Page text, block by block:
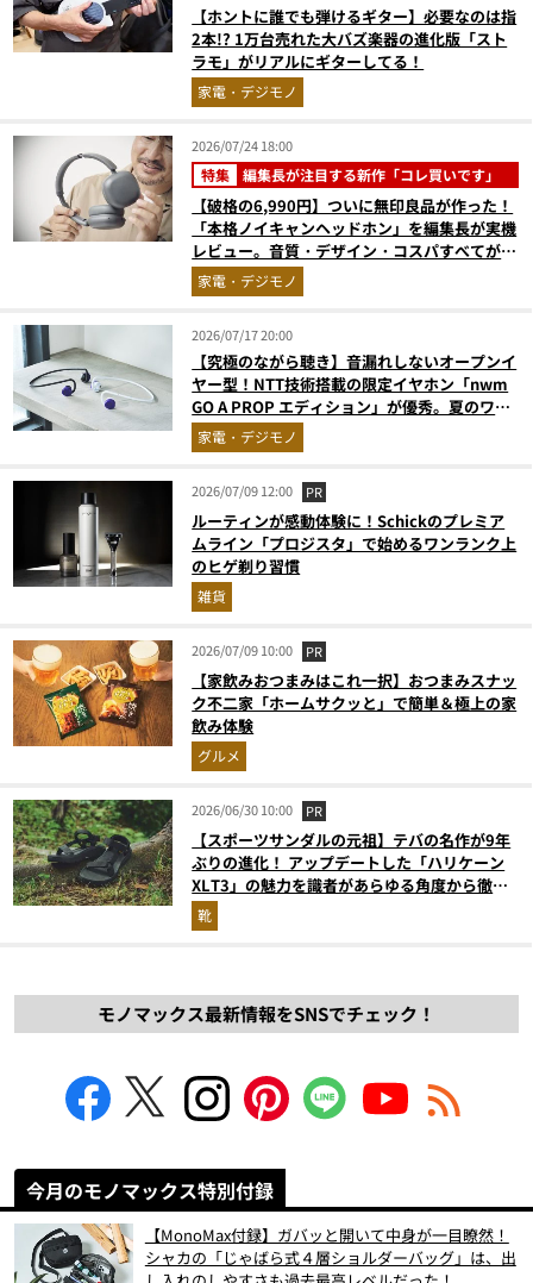
【ホントに誰でも弾けるギター】必要なのは指
2本!? 1万台売れた大バズ楽器の進化版「スト
ラモ」がリアルにギターしてる！
家電・デジモノ
2026/07/24 18:00
特集 編集長が注目する新作「コレ買いです」
【破格の6,990円】ついに無印良品が作った！
「本格ノイキャンヘッドホン」を編集長が実機
レビュー。音質・デザイン・コスパすべてが大
正解だった『コレ買いです』Vol.171
家電・デジモノ
2026/07/17 20:00
【究極のながら聴き】音漏れしないオープンイ
ヤー型！NTT技術搭載の限定イヤホン「nwm
GO A PROP エディション」が優秀。夏のワー
クアウトに最適
家電・デジモノ
2026/07/09 12:00 PR
ルーティンが感動体験に！Schickのプレミア
ムライン「プロジスタ」で始めるワンランク上
のヒゲ剃り習慣
雑貨
2026/07/09 10:00 PR
【家飲みおつまみはこれ一択】おつまみスナッ
ク不二家「ホームサクッと」で簡単＆極上の家
飲み体験
グルメ
2026/06/30 10:00 PR
【スポーツサンダルの元祖】テバの名作が9年
ぶりの進化！ アップデートした「ハリケーン
XLT3」の魅力を識者があらゆる角度から徹底
解説！
靴
モノマックス最新情報をSNSでチェック！
今月のモノマックス特別付録
【MonoMax付録】ガバッと開いて中身が一目瞭然！
シャカの「じゃばら式４層ショルダーバッグ」は、出